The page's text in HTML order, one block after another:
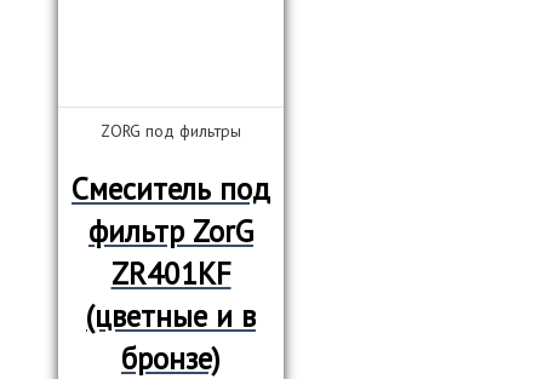
ZORG под фильтры
Смеситель под
фильтр ZorG
ZR401KF
(цветные и в
бронзе)